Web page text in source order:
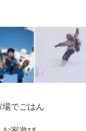
場でごはん